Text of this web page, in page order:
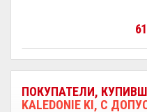
ПОКУПАТЕЛИ,
KALEDONIE KI, С